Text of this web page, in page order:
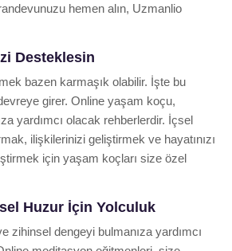
hemen alın, Uzmanlio
Desteklesin
bazen karmaşık olabilir. İşte bu
girer. Online yaşam koçu,
yardımcı olacak rehberlerdir. İçsel
ilişkilerinizi geliştirmek ve hayatınızı
için yaşam koçları size özel
Huzur İçin Yolculuk
zihinsel dengeyi bulmanıza yardımcı